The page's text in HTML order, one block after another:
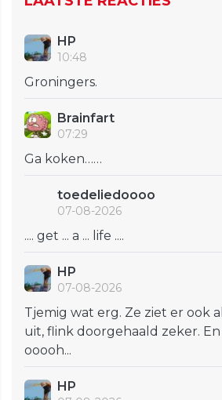
HP
10:48
Groningers.
Brainfart
07:29
Ga koken……
toedeliedoooo
07-08-2026
.... get ... a ... life ....
HP
07-08-2026
Tjemig wat erg. Ze ziet er ook
uit, flink doorgehaald zeker.
ooooh...
HP